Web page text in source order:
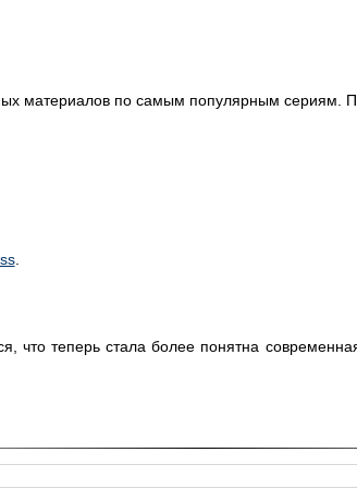
материалов по самым популярным сериям.
.
что теперь стала более понятна